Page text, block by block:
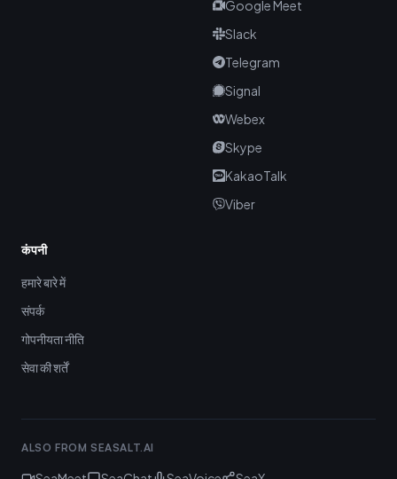
Google Meet
Slack
Telegram
Signal
Webex
Skype
KakaoTalk
Viber
कंपनी
हमारे बारे में
संपर्क
गोपनीयता नीति
सेवा की शर्तें
ALSO FROM SEASALT.AI